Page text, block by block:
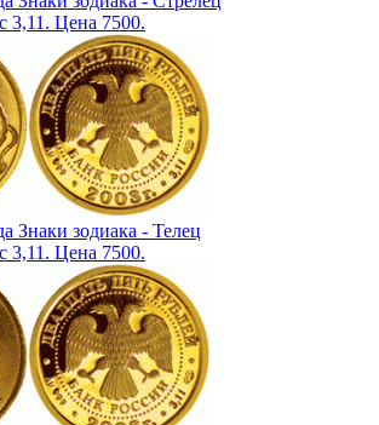
3,11. Цена 7500.
Знаки зодиака - Телец
3,11. Цена 7500.